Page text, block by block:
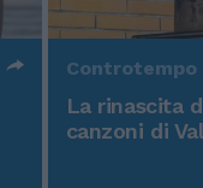
Controtempo
La rinascita
canzoni di